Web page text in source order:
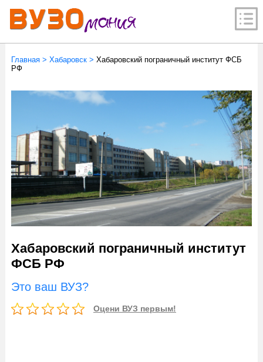
Главная> Хабаровск> Хабаровский пограничный институт ФСБ
РФ
Хабаровский пограничный институт
ФСБ РФ
Это ваш ВУЗ?
Оцени ВУЗ первым!